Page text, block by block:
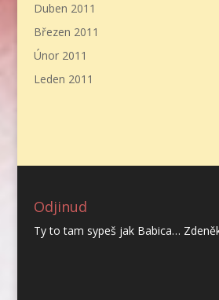
Duben 2011
Březen 2011
Únor 2011
Leden 2011
Odjinud
Ty to tam sypeš jak Babica…